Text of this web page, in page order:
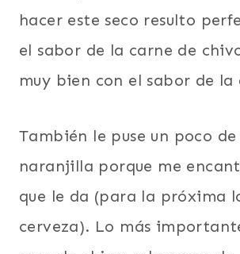
hacer este seco resulto
el sabor de la carne de
muy bien con el sabor de la
También le puse un poco
naranjilla porque me
que le da (para la próxima
cerveza). Lo más